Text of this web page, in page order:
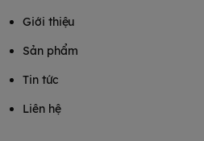
Giới thiệu
Sản phẩm
Tin tức
Liên hệ